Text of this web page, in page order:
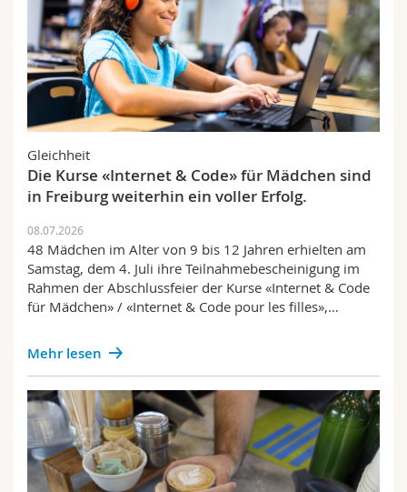
Gleichheit
Die Kurse «Internet & Code» für Mädchen sind
in Freiburg weiterhin ein voller Erfolg.
08.07.2026
48 Mädchen im Alter von 9 bis 12 Jahren erhielten am
Samstag, dem 4. Juli ihre Teilnahmebescheinigung im
Rahmen der Abschlussfeier der Kurse «Internet & Code
für Mädchen» / «Internet & Code pour les filles»,…
Mehr lesen